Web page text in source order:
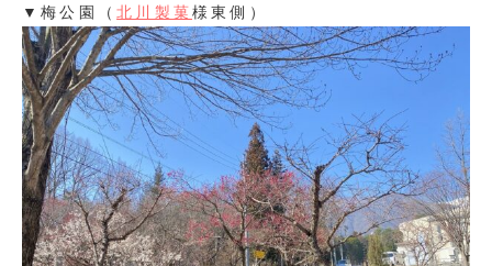
▼梅公園（北川製菓様東側）